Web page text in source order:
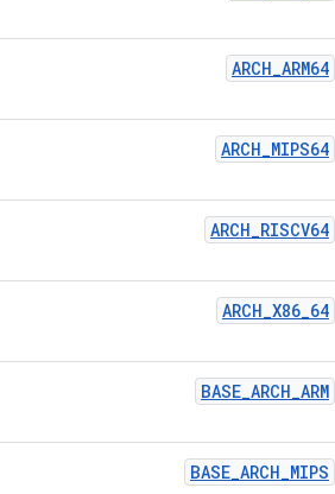
ARCH_ARM64
ARCH_MIPS64
ARCH_RISCV64
ARCH_X86_64
BASE_ARCH_ARM
BASE_ARCH_MIPS